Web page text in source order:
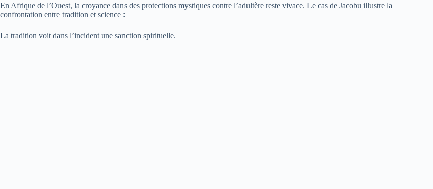
En Afrique de l’Ouest, la croyance dans des protections mystiques contre l’adultère reste vivace. Le cas de Jacobu illustre la
confrontation entre tradition et science :
La tradition voit dans l’incident une sanction spirituelle.